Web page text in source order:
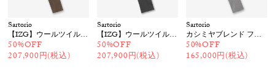
Sartorio
【IZG】ウールツイルスーツ
50%OFF
207,900円(税込)
Sartorio
【IZG】ウールツイルスーツ
50%OFF
207,900円(税込)
Sartorio
カシミヤブレンド フランネルストライプスーツ
50%OFF
165,000円(税込)